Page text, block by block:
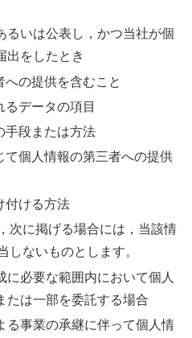
るいは公表し，かつ当社が個
出をしたとき
への提供を含むこと
データの項目
手段または方法
て個人情報の第三者への提供
付ける方法
次に掲げる場合には，当該情
しないものとします。
に必要な範囲内において個人
たは一部を委託する場合
る事業の承継に伴って個人情